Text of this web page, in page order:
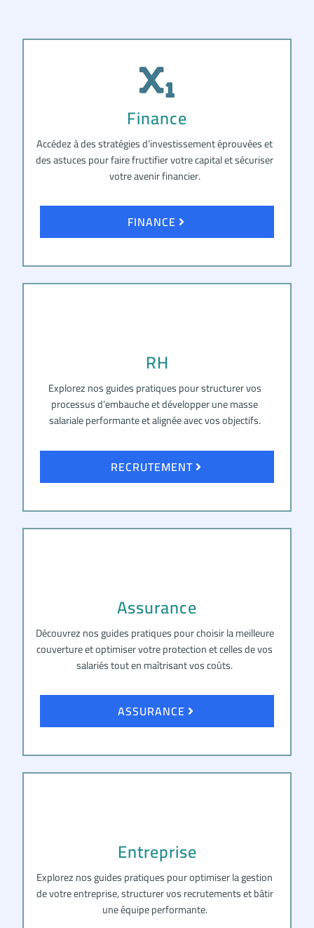
Finance
Accédez à des stratégies d’investissement éprouvées et
des astuces pour faire fructifier votre capital et sécuriser
votre avenir financier.
FINANCE
RH
Explorez nos guides pratiques pour structurer vos
processus d’embauche et développer une masse
salariale performante et alignée avec vos objectifs.
RECRUTEMENT
Assurance
Découvrez nos guides pratiques pour choisir la meilleure
couverture et optimiser votre protection et celles de vos
salariés tout en maîtrisant vos coûts.
ASSURANCE
Entreprise
Explorez nos guides pratiques pour optimiser la gestion
de votre entreprise, structurer vos recrutements et bâtir
une équipe performante.